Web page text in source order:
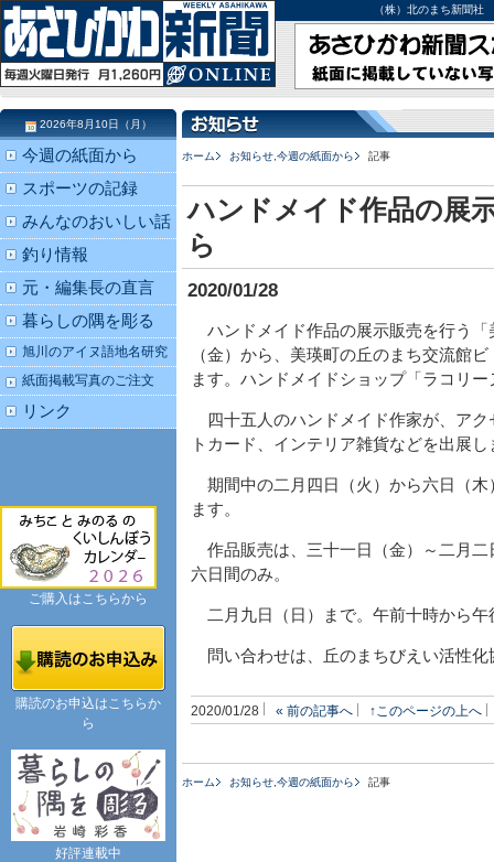
（株）北のまち新聞
ホーム お知らせ 今週の紙面から 記事
ハンドメイド作品の展
ら
2020/01/28
ハンドメイド作品の展示販売を行う「
（金）から、美瑛町の丘のまち交流館
ます。ハンドメイドショップ「ラコリ
四十五人のハンドメイド作家が、アク
トカード、インテリア雑貨などを出展し
期間中の二月四日（火）から六日（木
ます。
作品販売は、三十一日（金）～二月二
六日間のみ。
二月九日（日）まで。午前十時から
問い合わせは、丘のまちびえい活性
2020/01/28 « 前の記事へ ↑このページの上へ
ホーム お知らせ 今週の紙面から 記事
2026年8月10日（月）
今週の紙面から
スポーツの記録
みんなのおいしい話
釣り情報
元・編集長の直言
暮らしの隅を彫る
旭川のアイヌ語地名研究
紙面掲載写真のご注文
リンク
ご購入はこちらから
購読のお申込はこちらか
ら
好評連載中